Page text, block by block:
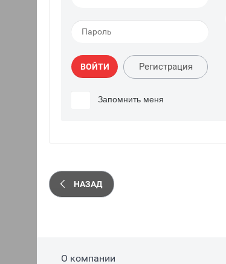
ВОЙТИ Регистрация
Запомнить меня
НАЗАД
О компании